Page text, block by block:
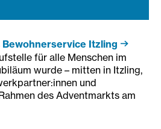
Bewohnerservice Itzling
für alle Menschen im
wurde – mitten in Itzling,
und
des Adventmarkts am